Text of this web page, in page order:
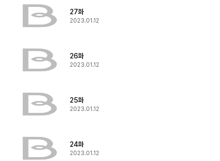
27화
2023.01.12
26화
2023.01.12
25화
2023.01.12
24화
2023.01.12